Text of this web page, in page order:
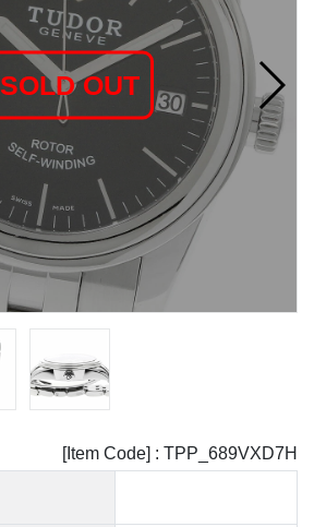
SOLD OUT
[Item Code] : TPP_689VXD7H